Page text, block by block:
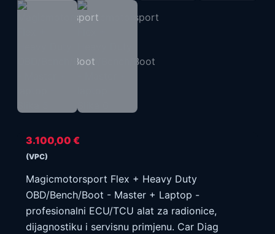
3.100,00 €
(VPC)
Magicmotorsport Flex + Heavy Duty
OBD/Bench/Boot - Master + Laptop -
profesionalni ECU/TCU alat za radionice,
dijagnostiku i servisnu primjenu. Car Diag